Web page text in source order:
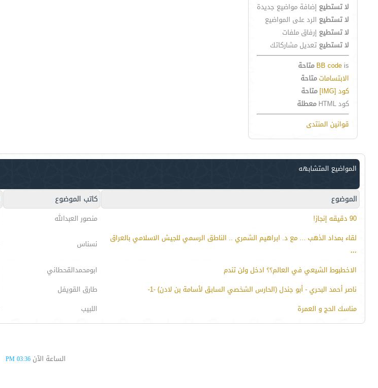
لا تستطيع إضافة مواضيع جديدة
لا تستطيع الرد على المواضيع
لا تستطيع إرفاق ملفات
لا تستطيع تعديل مشاركاتك
BB code is
متاحة
الابتساماتمتاحة
كود [IMG]
متاحة
كود HTML
معطلة
قوانين المنتدى
المواضيع المتشابهه
الموضوع كاتب الموضوع
90 دقيقه إنجاز! منصور العبدالله
لقاء بمداد الذهب ... مع د. ابراهيم الشمري .. الناطق الرسمي للجيش الاسلامي بالعراق
،،،
نسناس
الاخطبوط الشيعي في العالم؟؟ ادخل ولن تندم ابومحمدالقحطاني
ناصر أحمد البحري - أبو جندل (الحارس الشخصي السابق لأسامة بن لادن) -1- طارق القويفل
مناسك الحج و العمرة اللبيب
الساعة الآن 03:36 PM